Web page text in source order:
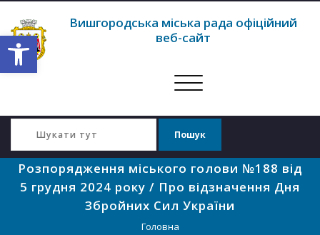
Відкрити Панель інструментів
Вишгородська міська рада офіційний
веб-сайт
Перемкнути
Розпорядження міського голови №188 від
5 грудня 2024 року / Про відзначення Дня
Збройних Сил України
Головна